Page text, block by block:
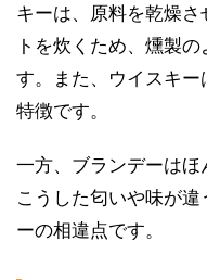
キーは、原料を乾燥
トを炊くため、燻製
す。また、ウイスキ
特徴です。
一方、ブランデーはほ
こうした匂いや味が
ーの相違点です。